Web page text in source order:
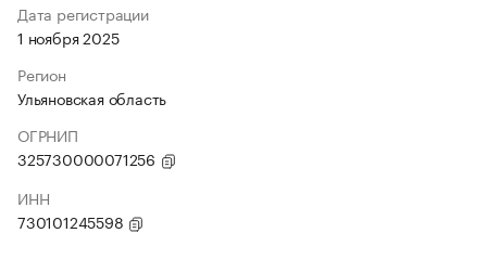
Дата регистрации
1 ноября 2025
Регион
Ульяновская область
ОГРНИП
325730000071256
ИНН
730101245598